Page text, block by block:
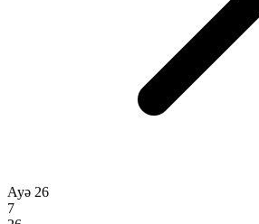
Ayə 26
7